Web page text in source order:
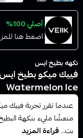
أصلي 100%
اضغط هنا
نكهه بطيخ ايس
Watermelon Ice
منعشًا مليء بنكهة البطيخ
بت...قراءة المزيد